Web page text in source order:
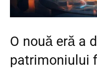
O nouă eră a
patrimoniului